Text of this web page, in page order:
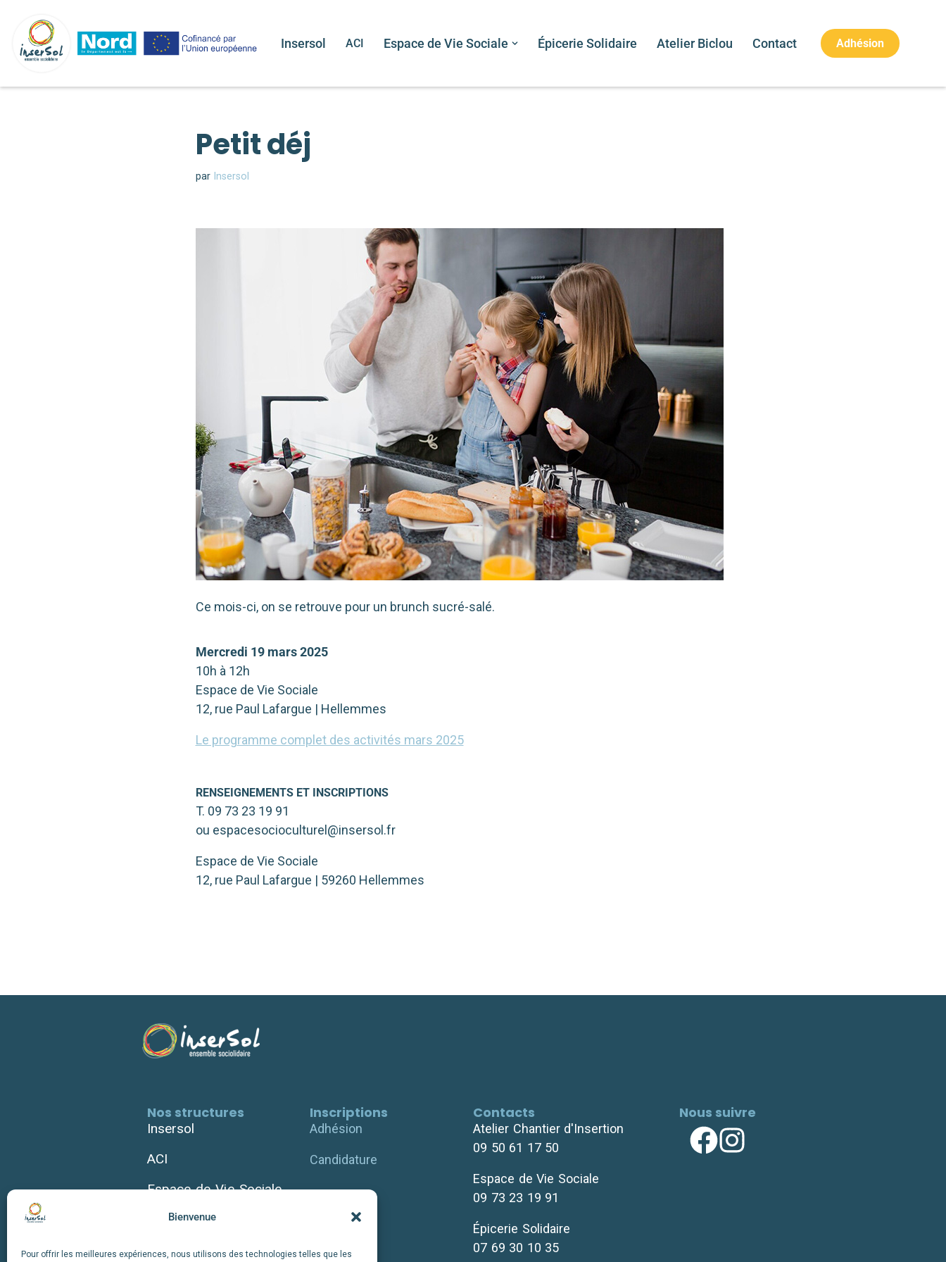
Bienvenue
Pour offrir les meilleures expériences, nous utilisons des technologies telles que les
Aller
au
Insersol ACI Espace de Vie Sociale Épicerie Solidaire Atelier Biclou Contact Adhésion
Petit déj
par Insersol
Ce mois-ci, on se retrouve pour un brunch sucré-salé.
Mercredi 19 mars 2025
10h à 12h
Espace de Vie Sociale
12, rue Paul Lafargue | Hellemmes
Le programme com­plet des acti­vi­tés mars 2025
RENSEIGNEMENTS ET INSCRIPTIONS
T. 09 73 23 19 91
ou espacesocioculturel@insersol.fr
Espace de Vie Sociale
12, rue Paul Lafargue | 59260 Hellemmes
Nos structures
Insersol
ACI
Espace de Vie Sociale
Épicerie Solidaire
Atelier Biclou
Inscriptions
Adhésion
Candidature
Contacts
Atelier Chantier d'Insertion
09 50 61 17 50
Espace de Vie Sociale
09 73 23 19 91
Épicerie Solidaire
07 69 30 10 35
Nous suivre